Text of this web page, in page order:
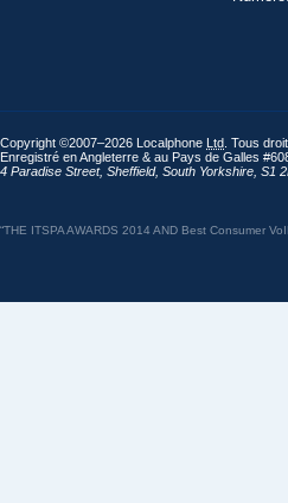
Copyright ©2007–2026 Localphone Ltd . Tous
Enregistré en Angleterre & au Pays de Galles
4 Paradise Street, Sheffield, South Yorkshire S1
“THE ITSPA AWARDS 2014 AND Best Consumer